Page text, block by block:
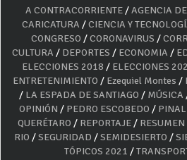
A CONTRACORRIENTE/AGENCIA
CARICATURA /CIENCIA Y
CONGRESO /CORONAVIRUS /
CULTURA / DEPORTES / ECONOMIA /
ELECCIONES 2018 / ELECCIONES
ENTRETENIMIENTO / Ezequiel Montes /
/ LA ESPADA DE SANTIAGO / MÚSICA
OPINIÓN / PEDRO ESCOBEDO /
QUERÉTARO / REPORTAJE/ RESUMEN
RIO /SEGURIDAD /SEMIDESIERTO /
TÓPICOS 2021 /